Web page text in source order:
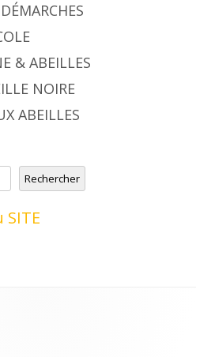
& ABEILLES
NOIRE
ABEILLES
Rechercher
SITE